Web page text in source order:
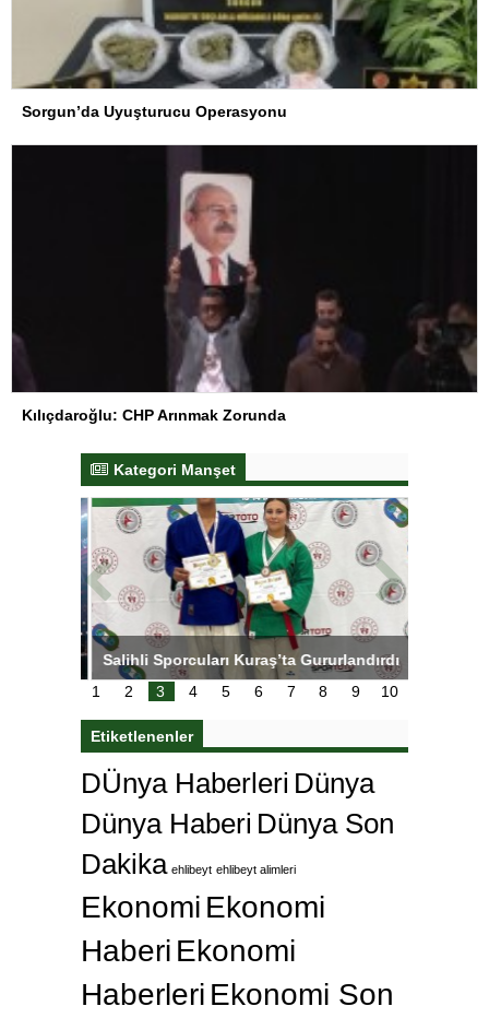
Sorgun’da Uyuşturucu Operasyonu
Kılıçdaroğlu: CHP Arınmak Zorunda
Kategori Manşet
Salihli Sporcuları Kuraş’ta Gururlandırdı
1 2 3 4 5 6 7 8 9 10
Etiketlenenler
DÜnya Haberleri Dünya
Dünya Haberi Dünya Son
Dakika ehlibeyt ehlibeyt alimleri
Ekonomi Ekonomi
Haberi Ekonomi
Haberleri Ekonomi Son